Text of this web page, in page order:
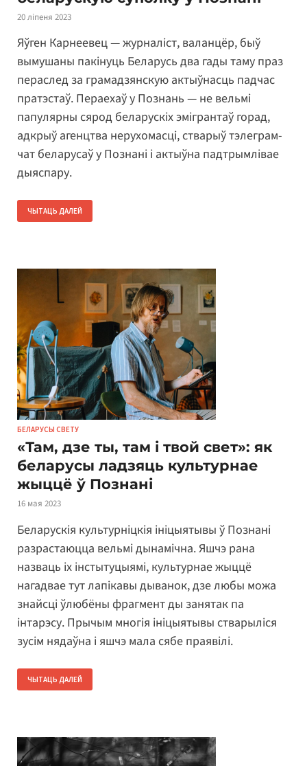
20 ліпеня 2023
Яўген Карнеевец — журналіст, валанцёр, быў
вымушаны пакінуць Беларусь два гады таму праз
пераслед за грамадзянскую актыўнасць падчас
пратэстаў. Пераехаў у Познань — не вельмі
папулярны сярод беларускіх эмігрантаў горад,
адкрыў агенцтва нерухомасці, стварыў тэлеграм-
чат беларусаў у Познані і актыўна падтрымлівае
дыяспару.
ЧЫТАЦЬ ДАЛЕЙ
БЕЛАРУСЫ СВЕТУ
«Там, дзе ты, там і твой свет»: як
беларусы ладзяць культурнае
жыццё ў Познані
16 мая 2023
Беларускія культурніцкія ініцыятывы ў Познані
разрастаюцца вельмі дынамічна. Яшчэ рана
назваць іх інстытуцыямі, культурнае жыццё
нагадвае тут лапікавы дыванок, дзе любы можа
знайсці ўлюбёны фрагмент ды занятак па
інтарэсу. Прычым многія ініцыятывы стварыліся
зусім нядаўна і яшчэ мала сябе праявілі.
ЧЫТАЦЬ ДАЛЕЙ